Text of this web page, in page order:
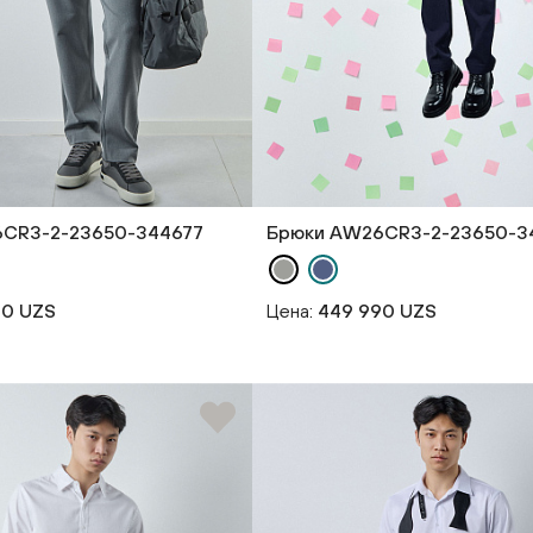
2-23650-344677
UZS
Брюки AW26CR3-2-23650-
Цена: 449 990 UZS